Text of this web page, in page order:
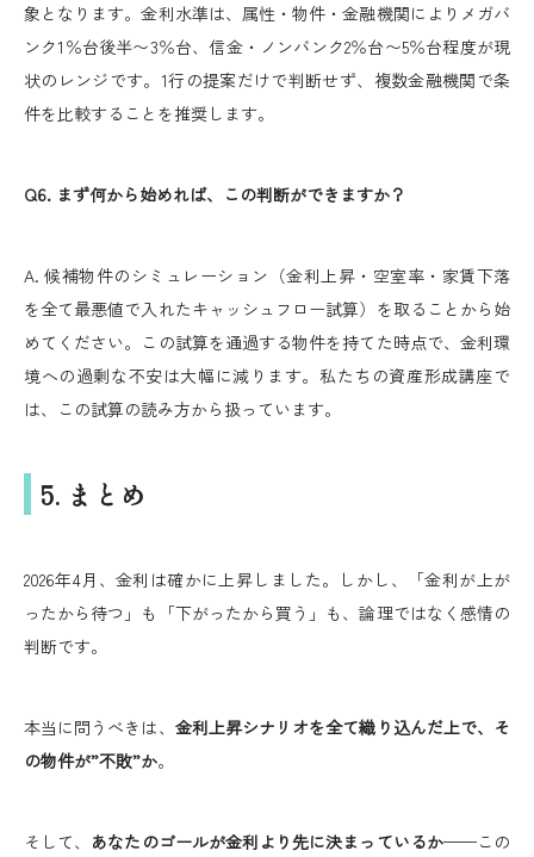
象となります。金利水準は、属性・物件・金融機関によりメガバ
ンク1％台後半〜3％台、信金・ノンバンク2％台〜5％台程度が現
状のレンジです。1行の提案だけで判断せず、複数金融機関で条
件を比較することを推奨します。
Q6. まず何から始めれば、この判断ができますか？
A. 候補物件のシミュレーション（金利上昇・空室率・家賃下落
を全て最悪値で入れたキャッシュフロー試算）を取ることから始
めてください。この試算を通過する物件を持てた時点で、金利環
境への過剰な不安は大幅に減ります。私たちの資産形成講座で
は、この試算の読み方から扱っています。
5. まとめ
2026年4月、金利は確かに上昇しました。しかし、「金利が上が
ったから待つ」も「下がったから買う」も、論理ではなく感情の
判断です。
本当に問うべきは、 金利上昇シナリオを全て織り込んだ上で、そ
の物件が”不敗”か。
そして、 あなたのゴールが金利より先に決まっているか——この